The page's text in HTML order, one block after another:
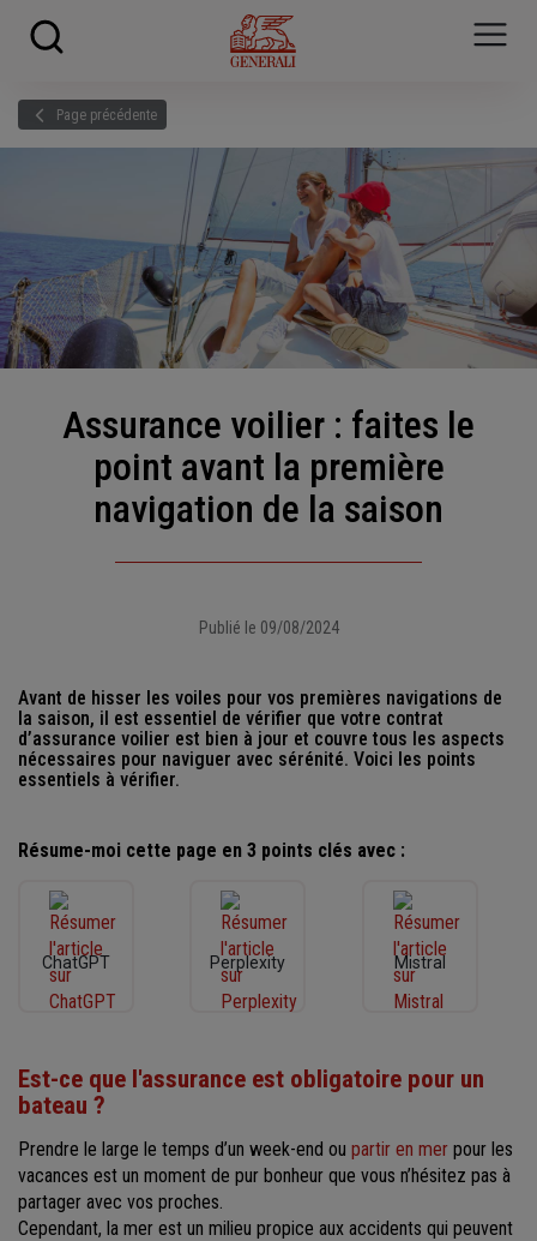
Page précédente
Assurance voilier : faites le
point avant la première
navigation de la saison
Publié le 09/08/2024
Avant de hisser les voiles pour vos premières navigations de
la saison, il est essentiel de vérifier que votre contrat
d’assurance voilier est bien à jour et couvre tous les aspects
nécessaires pour naviguer avec sérénité. Voici les points
essentiels à vérifier.
Résume-moi cette page en 3 points clés avec :
ChatGPT Perplexity Mistral
Est-ce que l'assurance est obligatoire pour un
bateau ?
Prendre le large le temps d’un week-end ou partir en mer pour les
vacances est un moment de pur bonheur que vous n’hésitez pas à
partager avec vos proches.
Cependant, la mer est un milieu propice aux accidents qui peuvent